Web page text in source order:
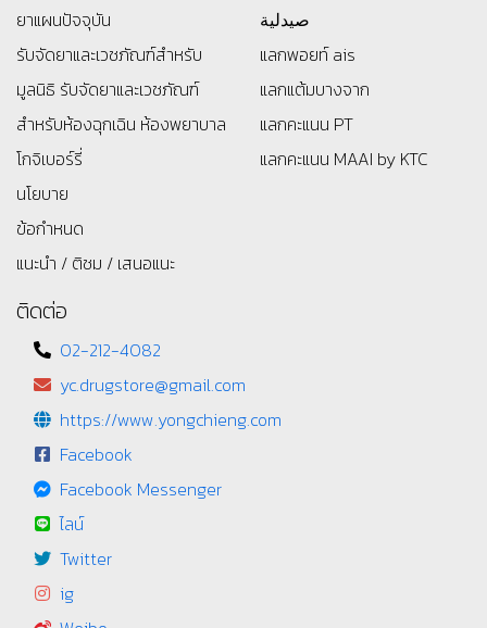
ยาแผนปัจจุบัน
รับจัดยาและเวชภัณฑ์สำหรับ
มูลนิธิ รับจัดยาและเวชภัณฑ์
สำหรับห้องฉุกเฉิน ห้องพยาบาล
โกจิเบอร์รี่
นโยบาย
ข้อกำหนด
แนะนำ / ติชม / เสนอแนะ
صيدلية
แลกพอยท์ ais
แลกแต้มบางจาก
แลกคะแนน PT
แลกคะแนน MAAI by KTC
ติดต่อ
02-212-4082
yc.drugstore@gmail.com
https://www.yongchieng.com
Facebook
Facebook Messenger
ไลน์
Twitter
ig